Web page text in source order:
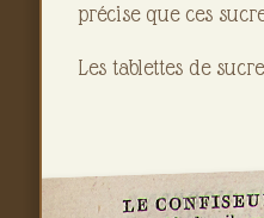
précise que ces
Les tablettes de